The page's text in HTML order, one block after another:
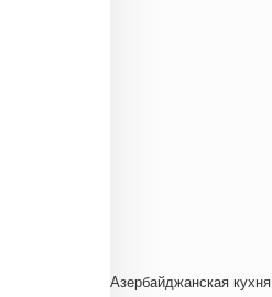
Азербайджанская кухня